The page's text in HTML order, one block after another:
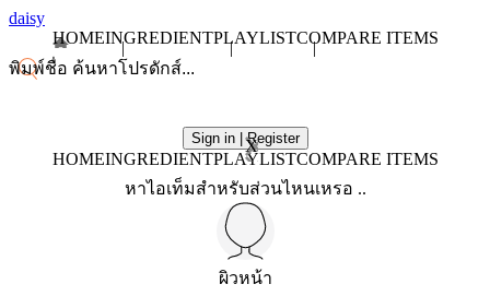
daisy
HOMEINGREDIENTPLAYLISTCOMPARE ITEMS
Sign in | Register
X
HOMEINGREDIENTPLAYLISTCOMPARE ITEMS
หาไอเท็มสำหรับส่วนไหนเหรอ ..
ผิวหน้า